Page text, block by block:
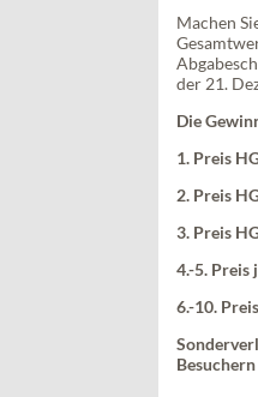
Machen
der 21.
Die
1. Preis
2. Preis
3. Preis
4.-5. Preis
6.-10.
Besuchern